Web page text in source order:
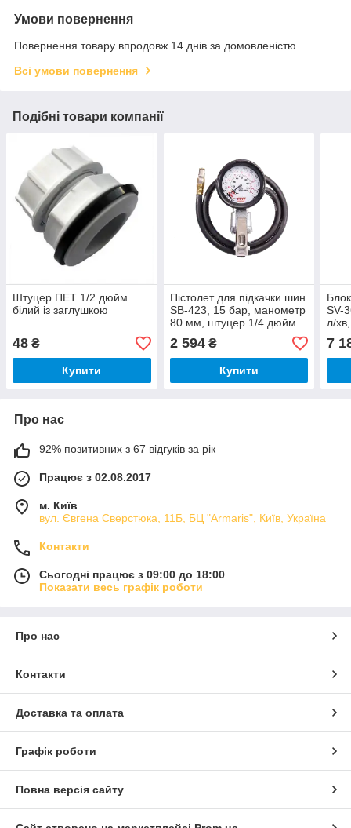
Умови повернення
Повернення товару впродовж 14 днів за домовленістю
Всі умови повернення
Подібні товари компанії
Штуцер ПЕТ 1/2 дюйм
білий із заглушкою
48 ₴
Купити
Пістолет для підкачки шин
SB-423, 15 бар, манометр
80 мм, штуцер 1/4 дюйм
Mighty Seven
2 594₴
Купити
SV-
л/
7
Про нас
92% позитивних з 67 відгуків за рік
Працює з 02.08.2017
м. Київ
вул. Євгена Сверстюка, 11Б, БЦ "Armaris", Київ, Україна
Контакти
Сьогодні працює з 09:00 до 18:00
Показати весь графік роботи
Про нас
Контакти
Доставка та оплата
Графік роботи
Повна версія сайту